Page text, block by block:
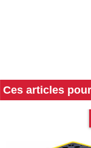
Ces articles